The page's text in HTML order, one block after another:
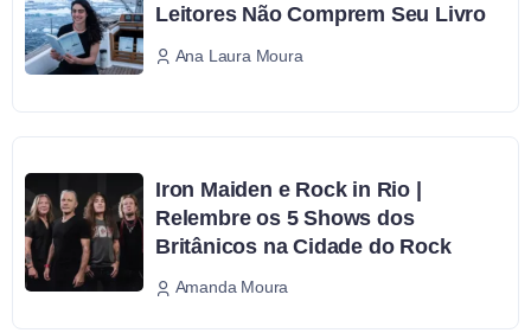
Leitores Não Comprem Seu Livro
Ana Laura Moura
Iron Maiden e Rock in Rio |
Relembre os 5 Shows dos
Britânicos na Cidade do Rock
Amanda Moura